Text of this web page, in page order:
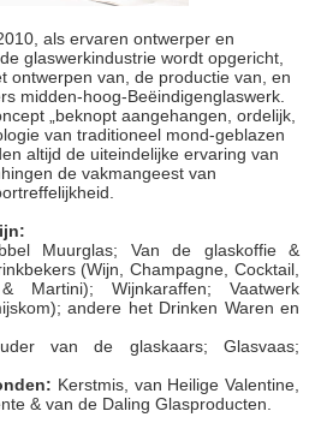
als ervaren ontwerper en
glaswerkindustrie wordt opgericht,
ontwerpen van, de productie van, en
midden-hoog-Beëindigenglaswerk.
„beknopt aangehangen, ordelijk,
van traditioneel mond-geblazen
altijd de uiteindelijke ervaring van
de vakmangeest van
Muurglas; Van de glaskoffie &
(Wijn, Champagne, Cocktail,
Martini); Wijnkaraffen; Vaatwerk
andere het Drinken Waren en
van de glaskaars; Glasvaas;
Kerstmis, van Heilige Valentine,
& van de Daling Glasproducten.